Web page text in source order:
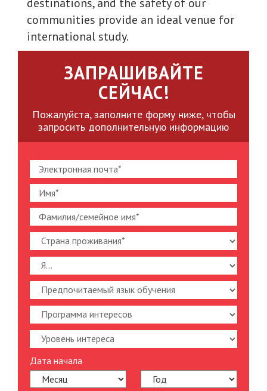
communities provide an ideal venue for
international study.
ЗАПРАШИВАЙТЕ
СЕЙЧАС!
Пожалуйста, заполните форму ниже, чтобы
запросить дополнительную информацию
Дата начала